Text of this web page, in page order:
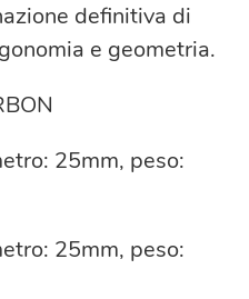
definitiva di
e geometria.
25mm, peso:
25mm, peso: